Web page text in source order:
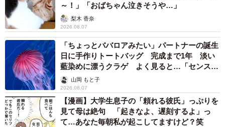
いつもよりも少しスピードを上げて病院へ向かう（ゆう｜ノープロブレ
ムキャットさん提供）
ー指の怪我の経過はいかがでしょうか？
おかげさまで、削いでしまってから1週間後にバンテージを
取ってみたところ、爪もお肉もくっついていました！若干
の変色やひきつれはあるのですが、人体ってすごいなあ…
と感動しています。
～！」「おばちゃん泣きそうや…」
梨木 香奈
2026.08.07
「ちょっとババロアみたい」パートナーの誕生
日に手作りトートバッグ 完成まで1年 淡い
藍染めに漂うクラゲ よく見ると…「センスす
ごい」山岡 もと子
2026.08.07
【漫画】大学生息子の「頼れる彼氏」っぷりを
見て母は絶句 「起きなよ、遅刻するよ」っ
て…あなた毎朝私が起こしてますけど？笑